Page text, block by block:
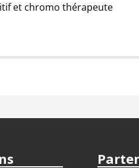
et chromo thérapeute